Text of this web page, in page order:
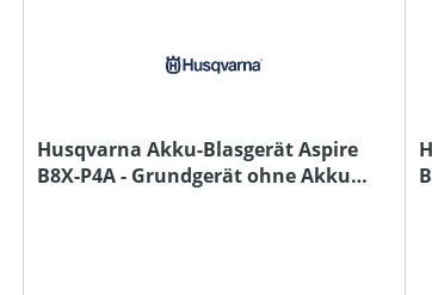
Husqvarna Akku-Blasgerät Aspire
B8X-P4A - Grundgerät ohne Akku